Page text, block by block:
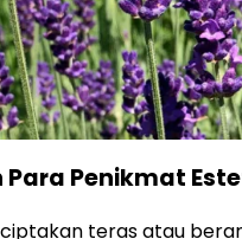
Para Penikmat
teras atau